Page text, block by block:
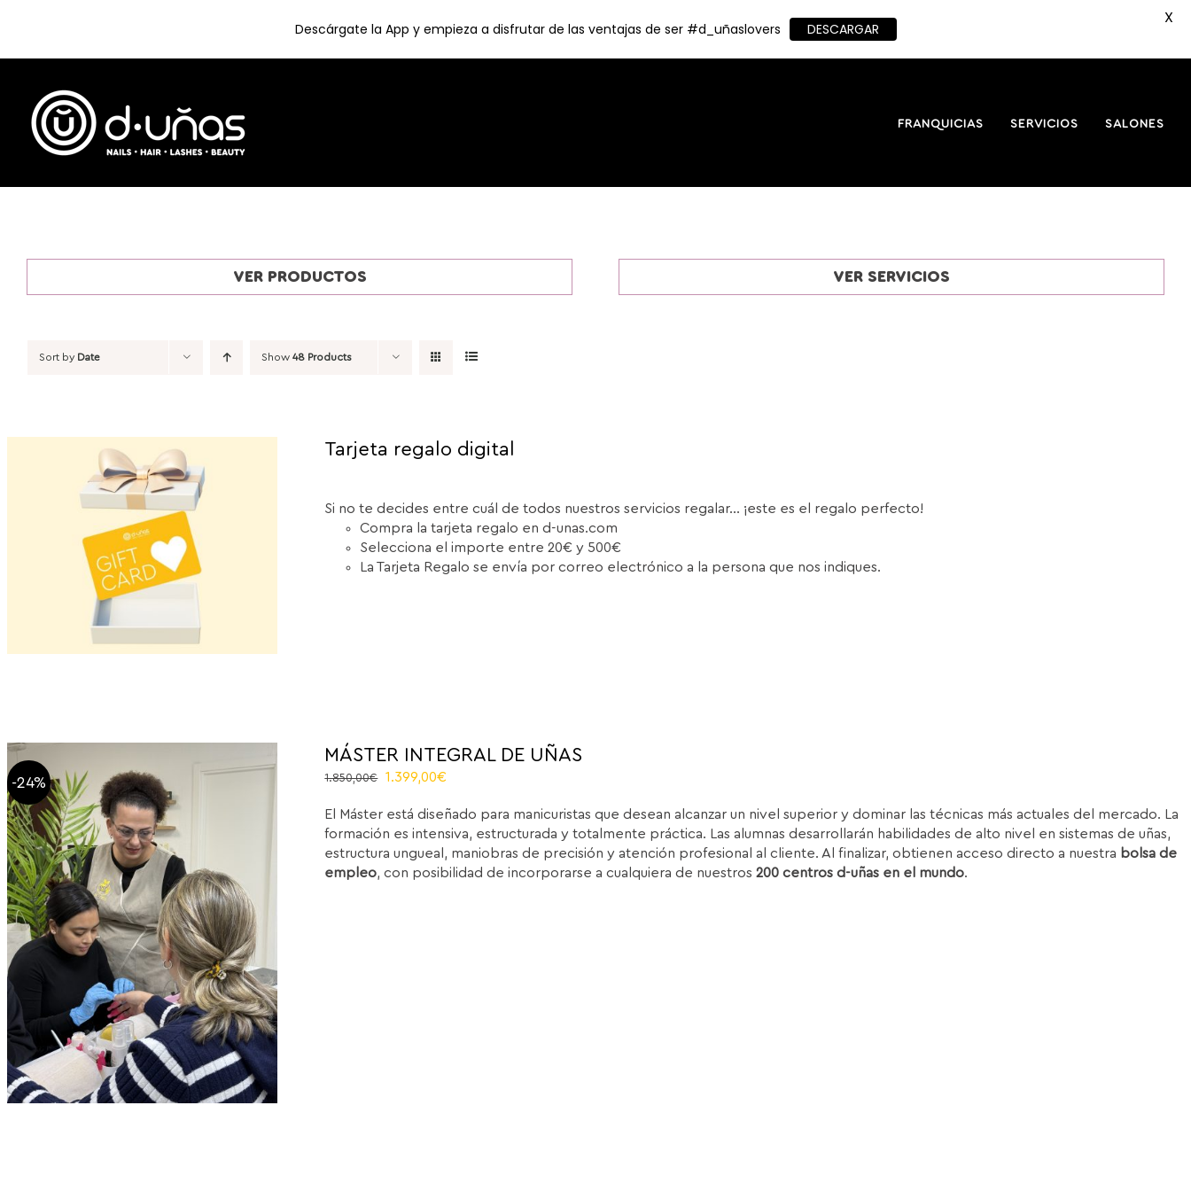
content
FRANQUICIAS SERVICIOS SALONES
VER PRODUCTOS VER SERVICIOS
Sort by Date Show 48 Products
Tarjeta regalo digital
Si no te decides entre cuál de todos nuestros servicios regalar... ¡este es el regalo perfecto!
Compra la tarjeta regalo en d-unas.com
Selecciona el importe entre 20€ y 500€
La Tarjeta Regalo se envía por correo electrónico a la persona que nos indiques.
-24%
MÁSTER INTEGRAL DE UÑAS
1.850,00€
El
original
era:
1.850,00€.
1.399,00€
actual
es:
1.399,00€.
El Máster está diseñado para manicuristas que desean alcanzar un nivel superior y dominar las técnicas más actuales del mercado. La
formación es intensiva, estructurada y totalmente práctica. Las alumnas desarrollarán habilidades de alto nivel en sistemas de uñas,
estructura ungueal, maniobras de precisión y atención profesional al cliente. Al finalizar, obtienen acceso directo a nuestra bolsa de
empleo, con posibilidad de incorporarse a cualquiera de nuestros200 centros d-uñas en el mundo.
Descárgate la App y empieza a disfrutar de las ventajas de ser #d_uñaslovers DESCARGAR
X